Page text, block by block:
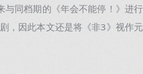
同档期的《年会不能停！》进
，因此本文还是将《非3》视作